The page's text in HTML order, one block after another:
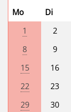
Mo
Di
1
2
8
9
15
16
22
23
29
30